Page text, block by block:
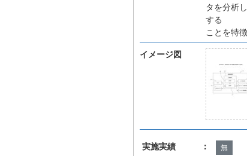
タを分析
する
ことを特
イメージ図
実施実績 ： 無